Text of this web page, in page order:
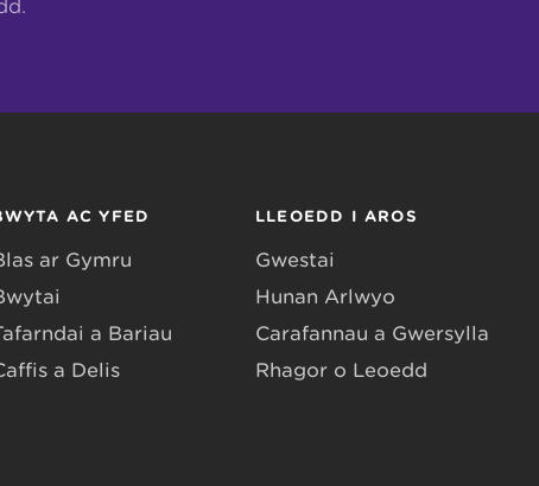
AC YFED
ar Gymru
a Bariau
a Delis
LLEOEDD I AROS
Gwestai
Hunan Arlwyo
Carafannau a Gwersylla
Rhagor o Leoedd